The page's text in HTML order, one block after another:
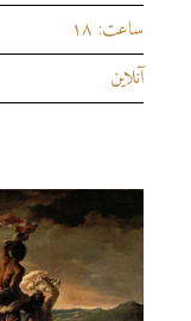
ساعت: ۱۸
آنلاین